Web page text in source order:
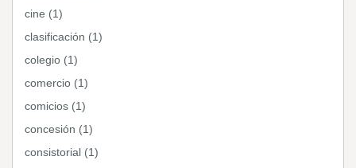
cine (1)
clasificación (1)
colegio (1)
comercio (1)
comicios (1)
concesión (1)
consistorial (1)